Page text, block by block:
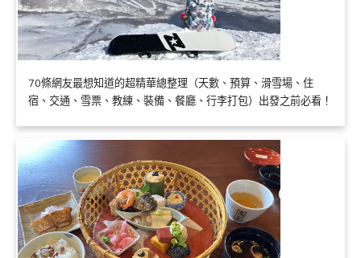
70條網友最想知道的超精華總整理（天數、預算、滑雪場、住
宿、交通、雪票、教練、裝備、餐廳、行李打包）出發之前必看！